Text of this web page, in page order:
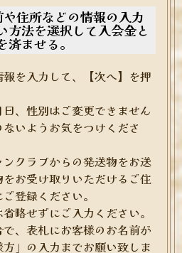
住所などの情報の入力
方法を選択して入会金と
ませる。
を入力して、【次へ】を押
、性別はご変更できません
いようお気をつけくださ
クラブからの発送物をお送
お受け取りいただけるご住
登録ください。
略せずにご入力ください。
、表札にお客様のお名前が
」の入力までお願い致しま